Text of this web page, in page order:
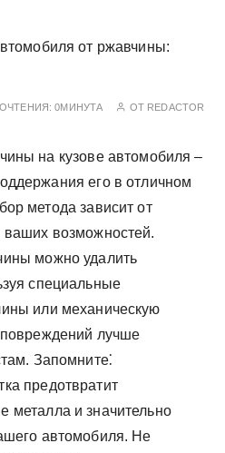
от ржавчины:
0МИНУТА ОТ REDACTOR
на кузове автомобиля –
его в отличном
метода зависит от
возможностей.
можно удалить
специальные
или механическую
лучше
Запомните⁚
предотвратит
металла и значительно
автомобиля. Не